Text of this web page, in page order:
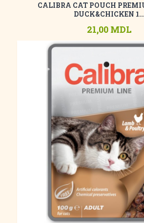
CALIBRA CAT POUCH
DUCK&CHICKEN 1...
21,00 MDL